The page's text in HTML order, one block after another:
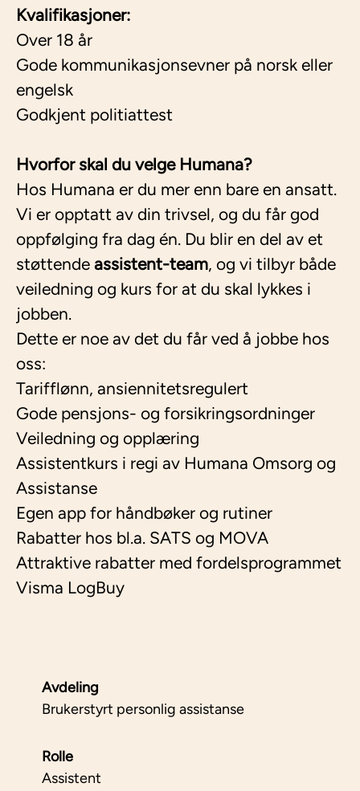
Kvalifikasjoner:
Over 18 år
Gode kommunikasjonsevner på norsk eller
engelsk
Godkjent politiattest
Hvorfor skal du velge Humana?
Hos Humana er du mer enn bare en ansatt.
Vi er opptatt av din trivsel, og du får god
oppfølging fra dag én. Du blir en del av et
støttende assistent-team, og vi tilbyr både
veiledning og kurs for at du skal lykkes i
jobben.
Dette er noe av det du får ved å jobbe hos
oss:
Tarifflønn, ansiennitetsregulert
Gode pensjons- og forsikringsordninger
Veiledning og opplæring
Assistentkurs i regi av Humana Omsorg og
Assistanse
Egen app for håndbøker og rutiner
Rabatter hos bl.a. SATS og MOVA
Attraktive rabatter med fordelsprogrammet
Visma LogBuy
Avdeling
Brukerstyrt personlig assistanse
Rolle
Assistent